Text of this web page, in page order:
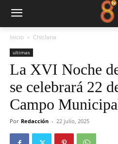
Inicio Chiclana
ultimas
La XVI Noche
se celebrará 22
Campo
Por Redacción - 22 julio, 2025